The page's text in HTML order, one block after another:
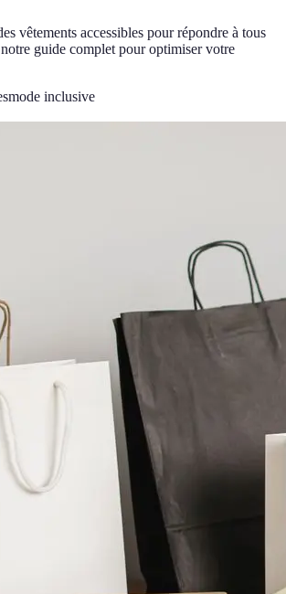
vêtements accessibles pour répondre à tous
guide complet pour optimiser votre
mode inclusive